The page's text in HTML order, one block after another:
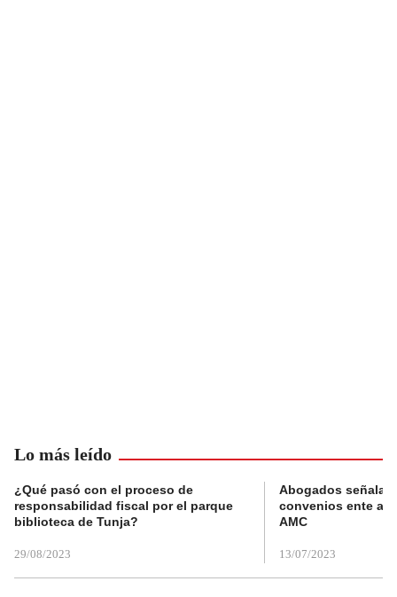
Lo más leído
¿Qué pasó con el proceso de
responsabilidad fiscal por el parque
biblioteca de Tunja?
29/08/2023
Abogados
convenios ente
AMC
13/07/2023